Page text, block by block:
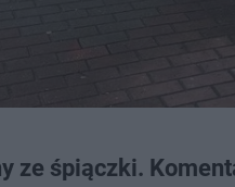
ze śpiączki.